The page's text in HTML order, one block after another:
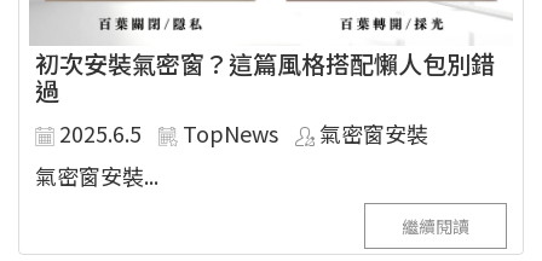
初次安裝氣密窗？這篇風格搭配懶人包別錯
過
2025.6.5 TopNews
氣密窗安裝
氣密窗安裝...
繼續閱讀